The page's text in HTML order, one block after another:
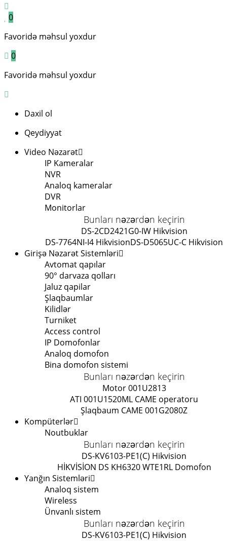
0
Favoridə məhsul yoxdur
0
Favoridə məhsul yoxdur
Daxil ol
Qeydiyyat
Video Nəzarət
IP Kameralar
NVR
Analoq kameralar
DVR
Monitorlar
Bunları nəzərdən keçirin
DS-2CD2421G0-IW Hikvision
DS-7764NI-I4 HikvisionDS-D5065UC-C Hikvision
Girişə Nəzarət Sistemləri
Avtomat qapılar
90° darvaza qolları
Jaluz qapilar
Şlaqbaumlar
Kilidlər
Turniket
Access control
IP Domofonlar
Analoq domofon
Bina domofon sistemi
Bunları nəzərdən keçirin
Motor 001U2813
ATI 001U1520ML CAME operatoru
Şlaqbaum CAME 001G2080Z
Kompüterlər
Noutbuklar
Bunları nəzərdən keçirin
DS-KV6103-PE1(C) Hikvision
HİKVİSİON DS KH6320 WTE1RL Domofon
Yanğın Sistemləri
Analoq sistem
Wireless
Ünvanlı sistem
Bunları nəzərdən keçirin
DS-KV6103-PE1(C) Hikvision